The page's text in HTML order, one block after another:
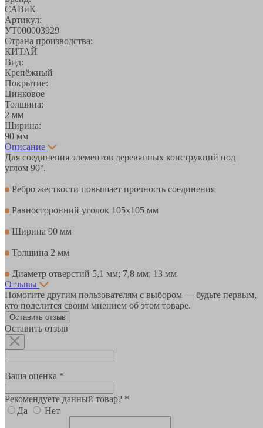
САВиК
Артикул:
УТ000003929
Страна производства:
КИТАЙ
Вид:
Крепёжный
Покрытие:
Цинковое
Толщина:
2 мм
Ширина:
90 мм
Описание
Для соединения элементов деревянных конструкций под
углом 90°.
Ребро жесткости повышает прочность соединения
Равносторонний уголок 105х105 мм
Ширина 90 мм
Толщина 2 мм
Диаметр отверстий 5,1 мм; 7,8 мм; 13 мм
Отзывы
Помогите другим пользователям с выбором — будьте первым,
кто поделится своим мнением об этом товаре.
Оставить отзыв
Оставить отзыв
Ваша оценка *
Рекомендуете данный товар? *
Да
Нет